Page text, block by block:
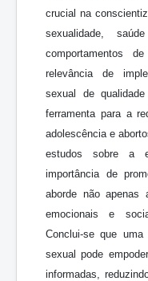
crucial na
sexualidade,
comportamentos
relevância de
sexual de
ferramenta para a
adolescência e
estudos sobre a
importância de
aborde não apenas
emocionais e
Conclui-se que uma
sexual pode
informadas,